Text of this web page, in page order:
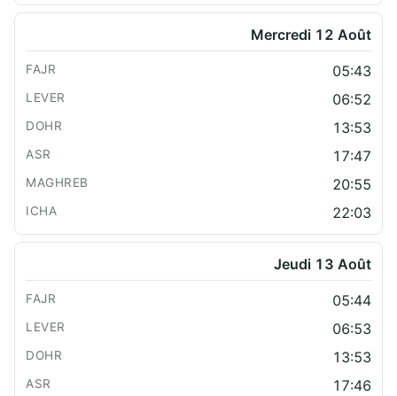
Mercredi 12 Août
05:43
06:52
13:53
17:47
20:55
22:03
Jeudi 13 Août
05:44
06:53
13:53
17:46